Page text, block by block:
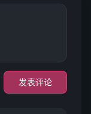
发表评论